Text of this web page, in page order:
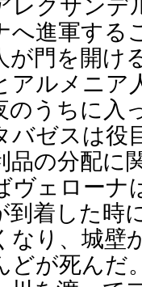
レクサンデ
へ進軍する
が門を開け
アルメニア
のうちに入
バゼスは役
品の分配に
ヴェローナ
到着した時
なり、城壁
どが死んだ